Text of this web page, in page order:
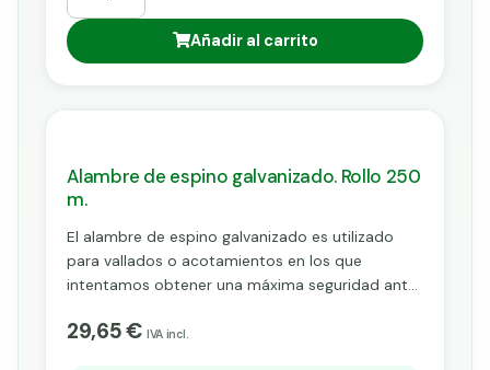
Añadir al carrito
Alambre de espino galvanizado. Rollo 250
m.
El alambre de espino galvanizado es utilizado
para vallados o acotamientos en los que
intentamos obtener una máxima seguridad ante
utilizado sobre la valla, generalmente en su parte
29,65 €IVA incl.